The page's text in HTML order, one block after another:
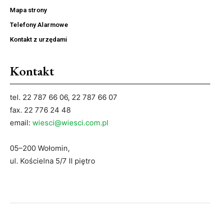
Mapa strony
Telefony Alarmowe
Kontakt z urzędami
Kontakt
tel. 22 787 66 06, 22 787 66 07
fax. 22 776 24 48
email: wiesci@wiesci.com.pl
05–200 Wołomin,
ul. Kościelna 5/7 II piętro